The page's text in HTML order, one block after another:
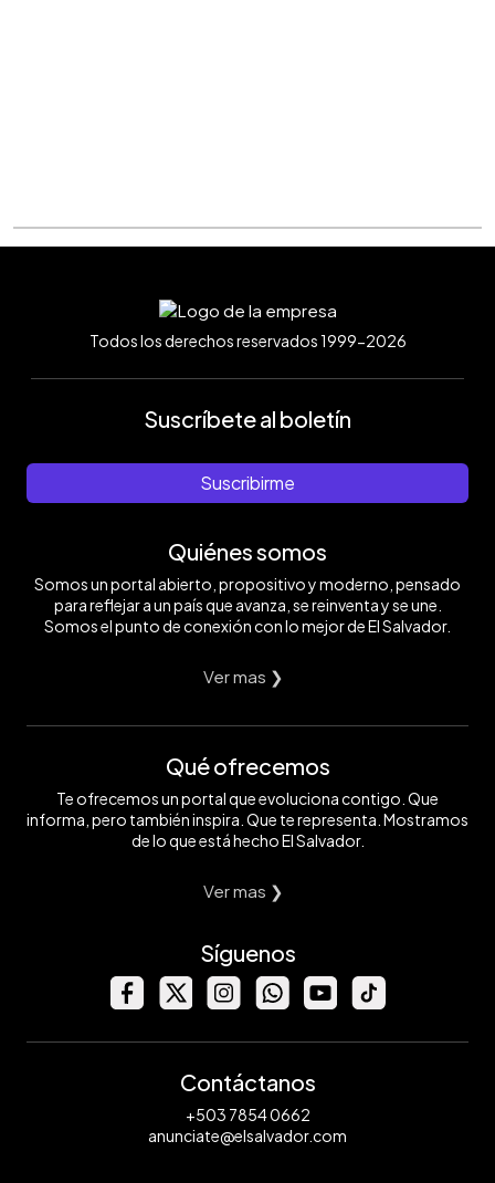
Todos los derechos reservados 1999-2026
Suscríbete al boletín
Suscribirme
Quiénes somos
Somos un portal abierto, propositivo y moderno, pensado
para reflejar a un país que avanza, se reinventa y se une.
Somos el punto de conexión con lo mejor de El Salvador.
Ver mas ❯
Qué ofrecemos
Te ofrecemos un portal que evoluciona contigo. Que
informa, pero también inspira. Que te representa. Mostramos
de lo que está hecho El Salvador.
Ver mas ❯
Síguenos
Contáctanos
+503 7854 0662
anunciate@elsalvador.com